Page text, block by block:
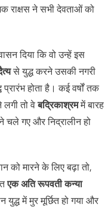
राक्षस ने सभी देवताओं को
दिया कि वो उन्हें इस
से युद्ध करने उसकी नगरी
होता है। कई वर्षों तक
लगी तो वेबद्रिकाश्रममें बारह
चले गए और निद्रालीन हो
को मारने के लिए बढ़ा तो,
एक अति रूपवती कन्या
युद्ध में मुर मूर्छित हो गया और